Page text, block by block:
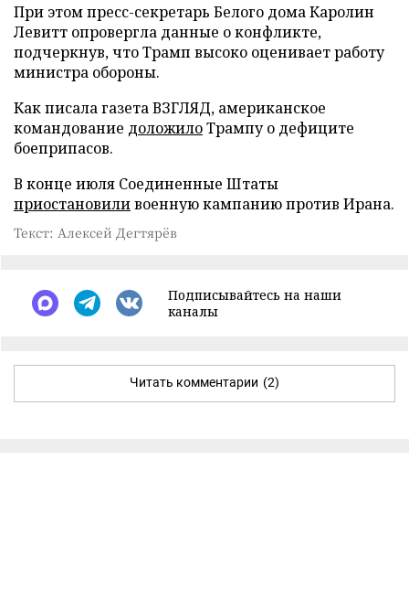
При этом пресс-секретарь Белого дома Каролин
Левитт опровергла данные о конфликте,
подчеркнув, что Трамп высоко оценивает работу
министра обороны.
Как писала газета ВЗГЛЯД, американское
командование доложилоТрампу о дефиците
боеприпасов.
В конце июля Соединенные Штаты
приостановиливоенную кампанию против Ирана.
Текст: Алексей Дегтярёв
Подписывайтесь на наши
каналы
Читать комментарии (2)